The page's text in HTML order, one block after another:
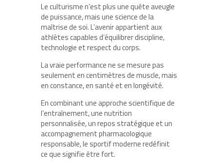
Le culturisme n’est plus une quête aveugle
de puissance, mais une science de la
maîtrise de soi. L’avenir appartient aux
athlètes capables d’équilibrer discipline,
technologie et respect du corps.
La vraie performance ne se mesure pas
seulement en centimètres de muscle, mais
en constance, en santé et en longévité.
En combinant une approche scientifique de
l’entraînement, une nutrition
personnalisée, un repos stratégique et un
accompagnement pharmacologique
responsable, le sportif moderne redéfinit
ce que signifie être fort.